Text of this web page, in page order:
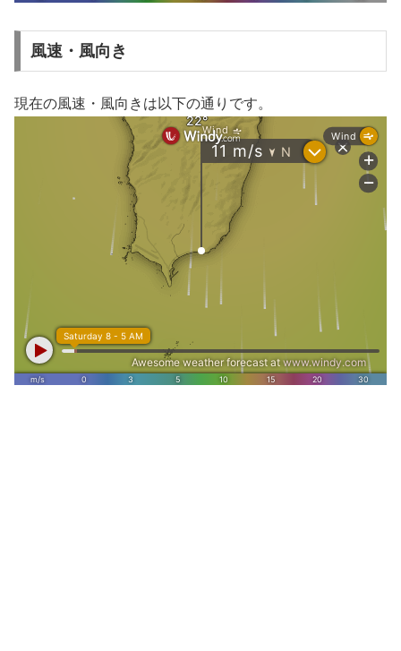
風速・風向き
現在の風速・風向きは以下の通りです。